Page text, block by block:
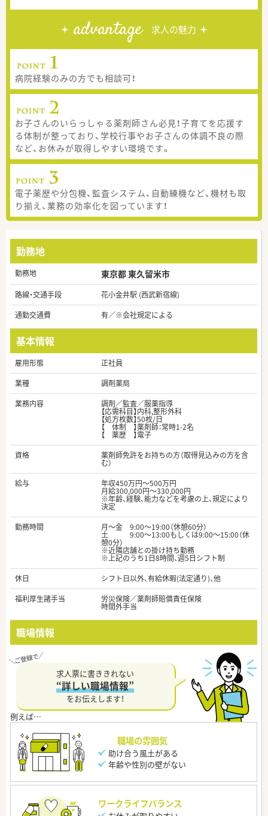
advantage 求人の魅力
病院経験のみの方でも相談可！
お子さんのいらっしゃる薬剤師さん必見！子育てを応援す
る体制が整っており、学校行事やお子さんの体調不良の際
など、お休みが取得しやすい環境です。
電子薬歴や分包機、監査システム、自動練機など、機材も取
り揃え、業務の効率化を図っています！
勤務地
勤務地 東京都 東久留米市
路線・交通手段
花小金井駅 (西武新宿線)
通勤交通費
有／※会社規定による
基本情報
雇用形態
正社員
業種
調剤薬局
業務内容
調剤／監査／服薬指導
【応需科目】内科,整形外科
【処方枚数】50枚/日
【 体制 】薬剤師：常時1-2名
【 薬歴 】電子
資格
薬剤師免許をお持ちの方（取得見込みの方を含
む）
給与
年収450万円～500万円
月給300,000円～330,000円
※年齢、経験、能力などを考慮の上、規定により
決定
勤務時間
月～金 9:00～19:00（休憩60分）
土 9:00～13:00もしくは9:00～15:00（休
憩0分）
※近隣店舗との掛け持ち勤務
※上記のうち1日8時間、週5日シフト制
休日
シフト日以外、有給休暇(法定通り)、他
福利厚生諸手当
労災保険／薬剤師賠償責任保険
時間外手当
職場情報
求人票に書ききれない
“詳しい職場情報”
をお伝えします！
職場の雰囲気
助け合う風土がある
年齢や性別の壁がない
ワークライフバランス